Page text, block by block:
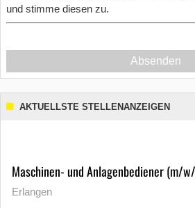
und stimme diesen zu.
Absenden
AKTUELLSTE STELLENANZEIGEN
Maschinen- und Anlagenbediener (m/
Erlangen